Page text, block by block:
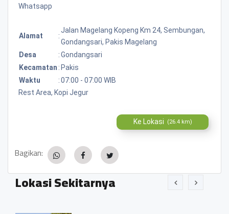
Whatsapp
Alamat :
Jalan Magelang Kopeng Km 24, Sembungan,
Gondangsari, Pakis Magelang
Desa
:Gondangsari
Kecamatan : Pakis
Waktu
:07:00 - 07:00 WIB
Rest Area, Kopi Jegur
Ke Lokasi (26.4 km)
Bagikan:
Lokasi Sekitarnya